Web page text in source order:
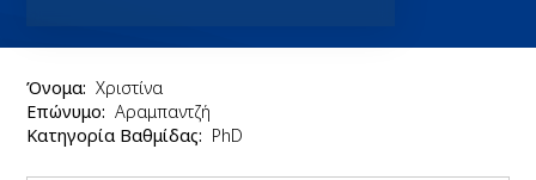
Όνομα Χριστίνα
Επώνυμο Αραμπαντζή
Κατηγορία Βαθμίδας
PhD